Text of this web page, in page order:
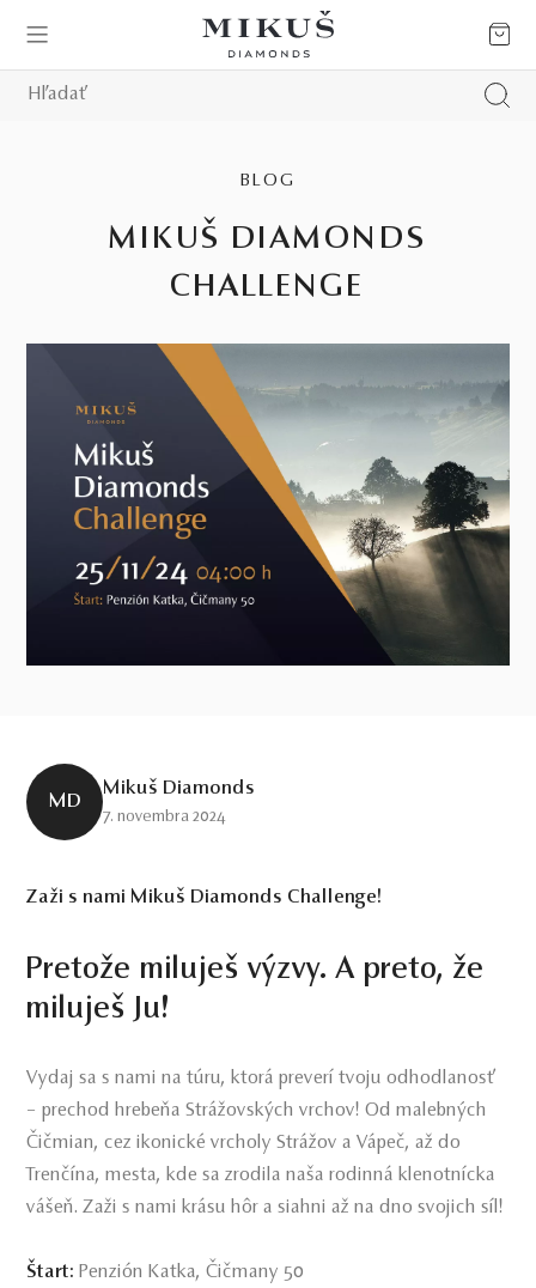
BLOG
MIKUŠ DIAMONDS
CHALLENGE
MD
Mikuš Diamonds
7. novembra 2024
Zaži s nami Mikuš Diamonds Challenge!
Pretože miluješ výzvy. A preto, že
miluješ Ju!
Vydaj sa s nami na túru, ktorá preverí tvoju odhodlanosť
– prechod hrebeňa Strážovských vrchov! Od malebných
Čičmian, cez ikonické vrcholy Strážov a Vápeč, až do
Trenčína, mesta, kde sa zrodila naša rodinná klenotnícka
vášeň. Zaži s nami krásu hôr a siahni až na dno svojich síl!
Štart: Penzión Katka, Čičmany 50